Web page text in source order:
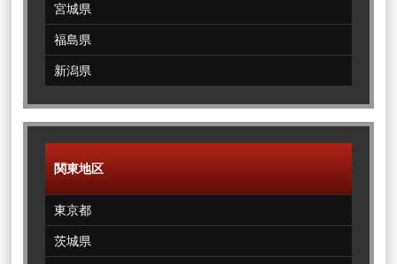
宮城県
福島県
新潟県
関東地区
東京都
茨城県